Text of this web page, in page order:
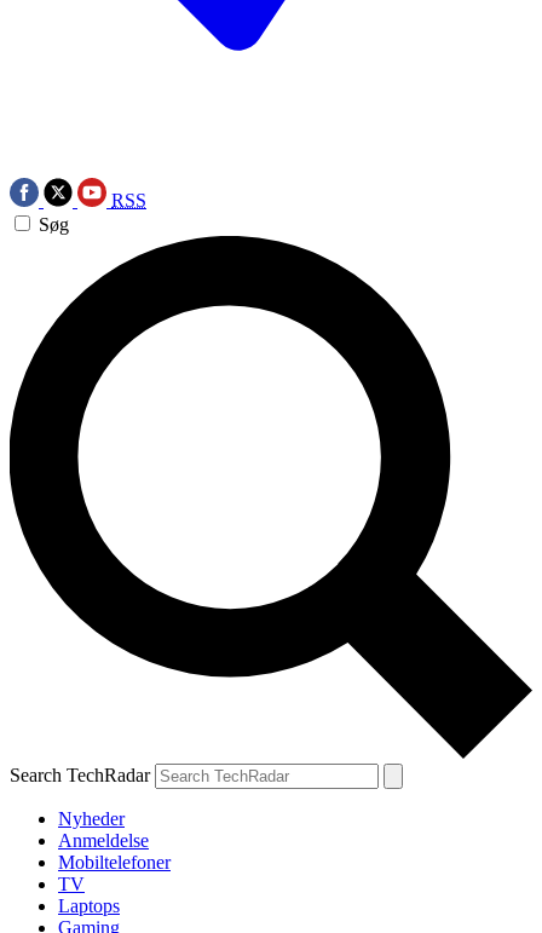
RSS
Søg
Search TechRadar
Nyheder
Anmeldelse
Mobiltelefoner
TV
Laptops
Gaming